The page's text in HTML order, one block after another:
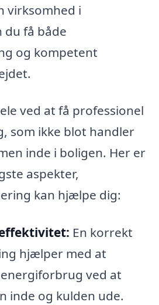
virksomhed i
du få både
og kompetent
ved at få professionel
som ikke blot handler
inde i boligen. Her er
aspekter,
kan hjælpe dig:
En korrekt
hjælper med at
ved at
inde og kulden ude.